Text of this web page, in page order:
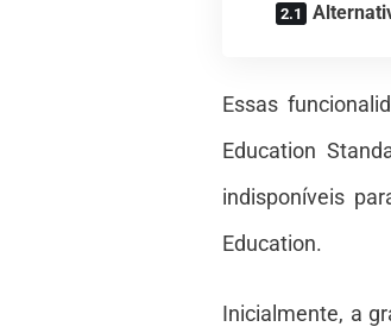
Essas
Education
indisponíveis
Education.
Inicialmente, a